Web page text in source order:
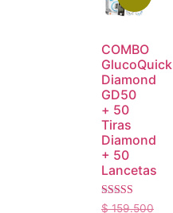
COMBO
GlucoQuick
Diamond
GD50
+ 50
Tiras
Diamond
+ 50
Lancetas
Valorado
$159.500